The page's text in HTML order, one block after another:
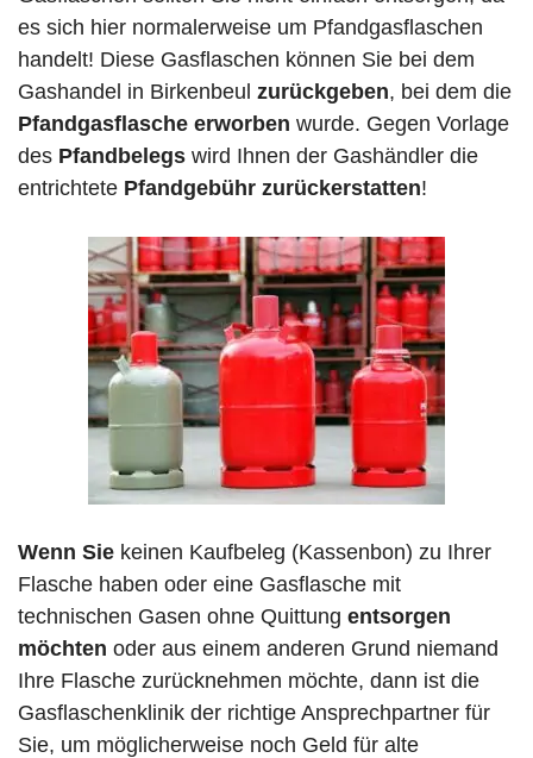
es sich hier normalerweise um Pfandgasflaschen
handelt! Diese Gasflaschen können Sie bei dem
Gashandel in Birkenbeul zurückgeben, bei dem die
Pfandgasflasche erworben wurde. Gegen Vorlage
des Pfandbelegs wird Ihnen der Gashändler die
entrichtete Pfandgebühr zurückerstatten!
Wenn Sie keinen Kaufbeleg (Kassenbon) zu Ihrer
Flasche haben oder eine Gasflasche mit
technischen Gasen ohne Quittung entsorgen
möchten oder aus einem anderen Grund niemand
Ihre Flasche zurücknehmen möchte, dann ist die
Gasflaschenklinik der richtige Ansprechpartner für
Sie, um möglicherweise noch Geld für alte